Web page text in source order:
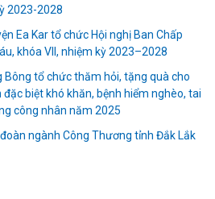
2023-2028
Ea Kar tổ chức Hội nghị Ban Chấp
khóa VII, nhiệm kỳ 2023–2028
Bông tổ chức thăm hỏi, tặng quà cho
biệt khó khăn, bệnh hiểm nghèo, tai
công nhân năm 2025
ngành Công Thương tỉnh Đắk Lắk
chức trao kinh phí hỗ trợ xây dựng nhà
viên công đoàn có hoàn cảnh...
cho 2 đoàn viên thuộc Công đoàn
tặng 100 bộ bút chấm đọc tiếng Anh
động khó khăn trước khai...